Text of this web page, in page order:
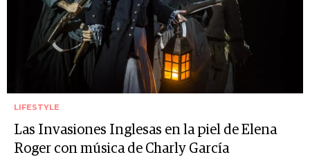
LIFESTYLE
Las Invasiones Inglesas en la piel de Elena
Roger con música de Charly García